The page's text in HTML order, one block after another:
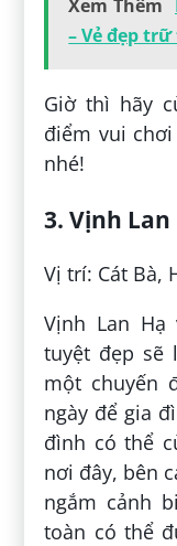
Xem Thêm
– Vẻ đẹp
Giờ thì hãy
điểm vui
nhé!
3. Vịnh Lan
Vị trí: Cát Bà,
Vịnh Lan
tuyệt đẹp sẽ
một chuyến
ngày để gia
đình có thể
nơi đây, bên
ngắm cảnh
toàn có thể